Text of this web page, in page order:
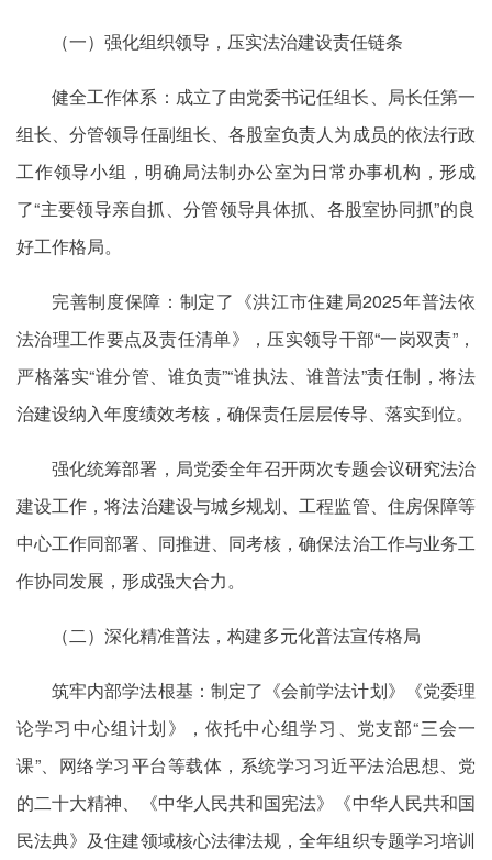
（一）强化组织领导，压实法治建设责任链条
健全工作体系：成立了由党委书记任组长、局长任第一
组长、分管领导任副组长、各股室负责人为成员的依法行政
工作领导小组，明确局法制办公室为日常办事机构，形成
了“主要领导亲自抓、分管领导具体抓、各股室协同抓”的良
好工作格局。
完善制度保障：制定了《洪江市住建局2025年普法依
法治理工作要点及责任清单》，压实领导干部“一岗双责”，
严格落实“谁分管、谁负责”“谁执法、谁普法”责任制，将法
治建设纳入年度绩效考核，确保责任层层传导、落实到位。
强化统筹部署，局党委全年召开两次专题会议研究法治
建设工作，将法治建设与城乡规划、工程监管、住房保障等
中心工作同部署、同推进、同考核，确保法治工作与业务工
作协同发展，形成强大合力。
（二）深化精准普法，构建多元化普法宣传格局
筑牢内部学法根基：制定了《会前学法计划》《党委理
论学习中心组计划》，依托中心组学习、党支部“三会一
课”、网络学习平台等载体，系统学习习近平法治思想、党
的二十大精神、《中华人民共和国宪法》《中华人民共和国
民法典》及住建领域核心法律法规，全年组织专题学习培训